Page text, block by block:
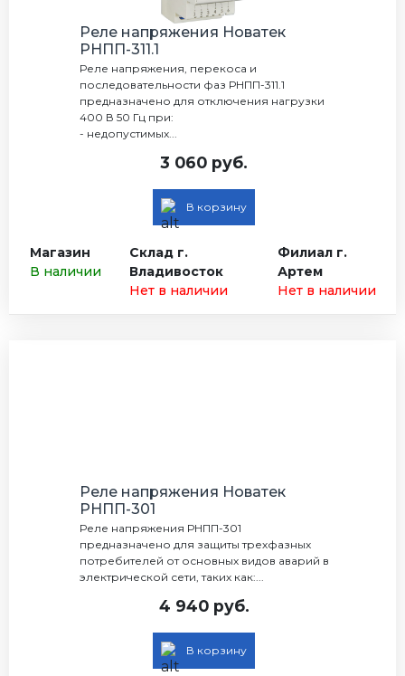
Реле напряжения Новатек
РНПП-311.1
Реле напряжения, перекоса и
последовательности фаз РНПП-311.1
предназначено для отключения нагрузки
400 В 50 Гц при:
- недопустимых...
3 060 руб.
В корзину
Магазин
В наличии
Склад г.
Владивосток
Нет в наличии
Филиал г.
Артем
Нет в наличии
Реле напряжения Новатек
РНПП-301
Реле напряжения РНПП-301
предназначено для защиты трехфазных
потребителей от основных видов аварий в
электрической сети, таких как:...
4 940 руб.
В корзину